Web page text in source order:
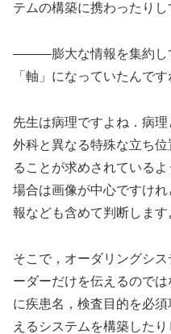
テムの構築に携わったりし
―――膨大な情報を集約し
「軸」になっていたんです
先生は病理ですよね．病
外科と異なる特殊な立ち
ることが求めされている
場合は画像が中心ですけ
報なども含めて判断します
そこで，オーダリングシ
ーダーだけを伝えるので
に疾患名，検査目的を必
えるシステムを構築したり